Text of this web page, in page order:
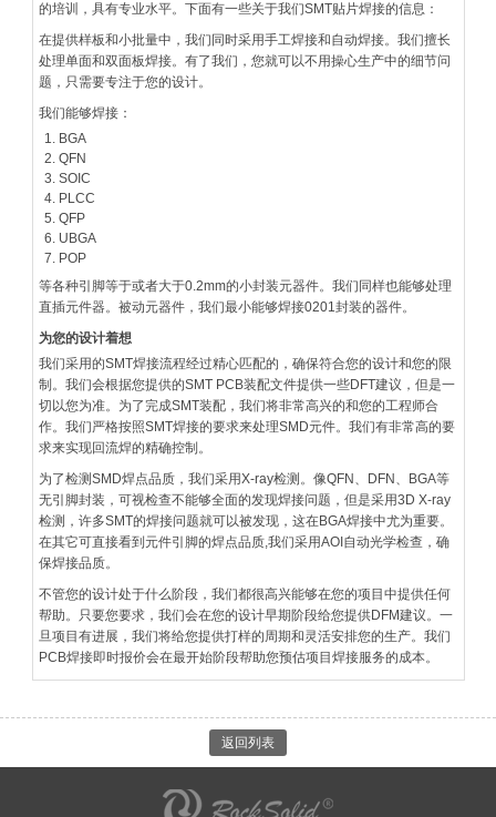
的培训，具有专业水平。下面有一些关于我们SMT贴片焊接的信息：
在提供样板和小批量中，我们同时采用手工焊接和自动焊接。我们擅长
处理单面和双面板焊接。有了我们，您就可以不用操心生产中的细节问
题，只需要专注于您的设计。
我们能够焊接：
BGA
QFN
SOIC
PLCC
QFP
UBGA
POP
等各种引脚等于或者大于0.2mm的小封装元器件。我们同样也能够处理
直插元件器。被动元器件，我们最小能够焊接0201封装的器件。
为您的设计着想
我们采用的SMT焊接流程经过精心匹配的，确保符合您的设计和您的限
制。我们会根据您提供的SMT PCB装配文件提供一些DFT建议，但是一
切以您为准。为了完成SMT装配，我们将非常高兴的和您的工程师合
作。我们严格按照SMT焊接的要求来处理SMD元件。我们有非常高的要
求来实现回流焊的精确控制。
为了检测SMD焊点品质，我们采用X-ray检测。像QFN、DFN、BGA等
无引脚封装，可视检查不能够全面的发现焊接问题，但是采用3D X-ray
检测，许多SMT的焊接问题就可以被发现，这在BGA焊接中尤为重要。
在其它可直接看到元件引脚的焊点品质,我们采用AOI自动光学检查，确
保焊接品质。
不管您的设计处于什么阶段，我们都很高兴能够在您的项目中提供任何
帮助。只要您要求，我们会在您的设计早期阶段给您提供DFM建议。一
旦项目有进展，我们将给您提供打样的周期和灵活安排您的生产。我们
PCB焊接即时报价会在最开始阶段帮助您预估项目焊接服务的成本。
返回列表